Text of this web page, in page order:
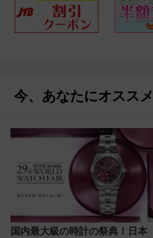
今、あなたにオススメ
国内最大級の時計の祭典！日本